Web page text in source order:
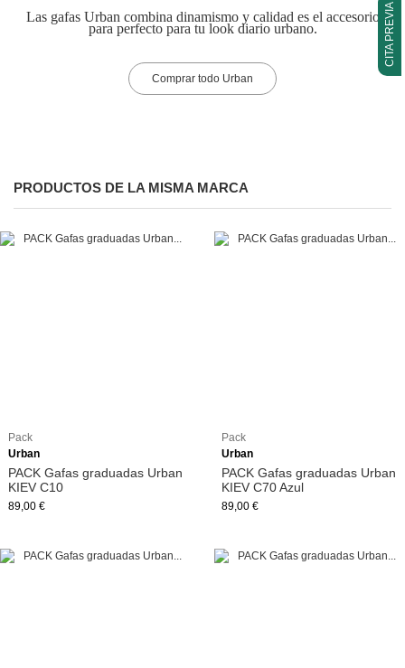
CITA PREVIA
Las gafas Urban combina dinamismo y calidad es el accesorio
para perfecto para tu look diario urbano.
Comprar todo Urban
PRODUCTOS DE LA MISMA MARCA
Pack
Urban
PACK Gafas graduadas Urban
KIEV C10
89,00 €
Pack
Urban
PACK Gafas graduadas Urban
KIEV C70 Azul
89,00 €